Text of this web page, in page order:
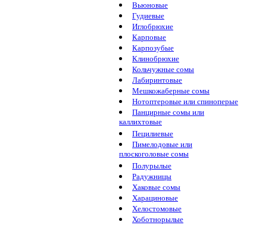
Вьюновые
Гудиевые
Иглобрюхие
Карповые
Карпозубые
Клинобрюхие
Кольчужные сомы
Лабиринтовые
Мешкожаберные сомы
Нотоптеровые или спиноперые
Панцирные сомы или
каллихтовые
Пецилиевые
Пимелодовые или
плоскоголовые сомы
Полурылые
Радужницы
Хаковые сомы
Харациновые
Хелостомовые
Хоботнорылые